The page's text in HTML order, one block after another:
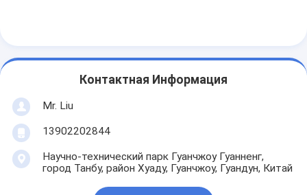
Автоматическая консервируя машина
Оборудование для пастеризации туннелей
Автоматическая машина упаковки коробки
Контактная Информация
Mr. Liu
13902202844
Научно-технический парк Гуанчжоу Гуанненг,
город Танбу, район Хуаду, Гуанчжоу, Гуандун, Китай